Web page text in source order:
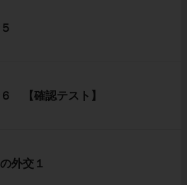
【確認テスト】
外交１